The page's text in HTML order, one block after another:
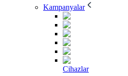
Kampanyalar
Cihazlar